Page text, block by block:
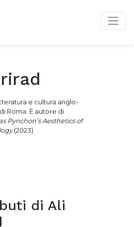
e cultura anglo-
Roma. È autore di
Pynchon’s Aesthetics of
(2023).
di Ali